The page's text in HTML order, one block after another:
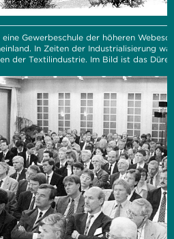
Gewerbeschule der höheren
In Zeiten der Industrialisierung
der Textilindustrie. Im Bild ist das